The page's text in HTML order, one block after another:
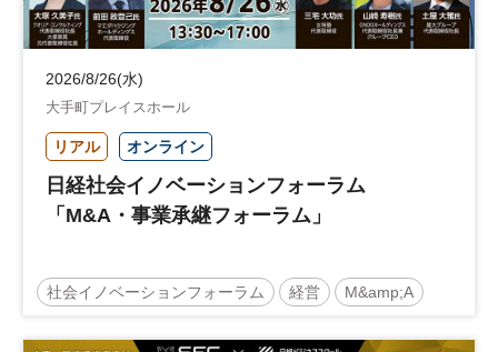
2026/8/26(水)
大手町プレイスホール
リアル オンライン
日経社会イノベーションフォーラム
「M&A・事業承継フォーラム」
社会イノベーションフォーラム 経営 M&amp;A
事業承継 中堅中小企業